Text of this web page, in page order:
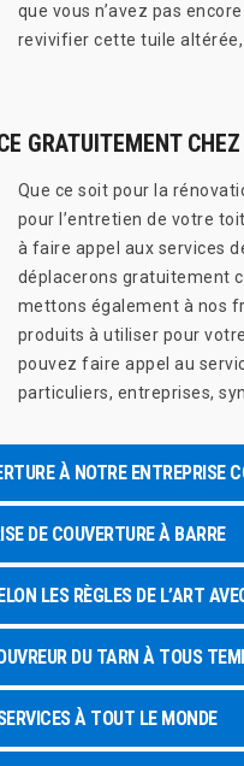
que vous n’avez pas
revivifier cette tuile
GRATUITEMENT
Que ce soit pour la
pour l’entretien de votre
à faire appel aux services
déplacerons gratuitement
mettons également à nos
produits à utiliser pour
pouvez faire appel au
particuliers, entreprises,
À NOTRE ENTREPRISE
DE COUVERTURE À BARRE
LES RÈGLES DE L’ART
DU TARN À TOUS
À TOUT LE MONDE